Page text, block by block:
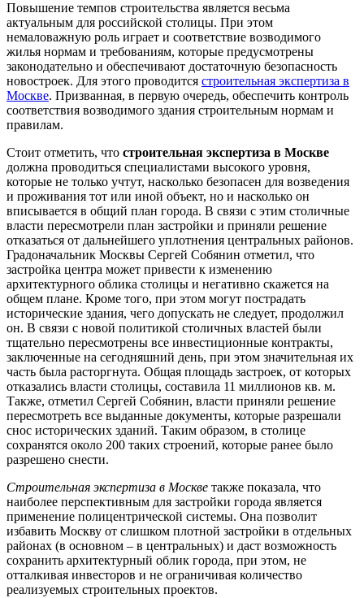
Повышение темпов строительства является весьма
актуальным для российской столицы. При этом
немаловажную роль играет и соответствие возводимого
жилья нормам и требованиям, которые предусмотрены
законодательно и обеспечивают достаточную безопасность
новостроек. Для этого проводится строительная экспертиза в
Москве. Призванная, в первую очередь, обеспечить контроль
соответствия возводимого здания строительным нормам и
правилам.
Стоит отметить, что строительная экспертиза в Москве
должна проводиться специалистами высокого уровня,
которые не только учтут, насколько безопасен для возведения
и проживания тот или иной объект, но и насколько он
вписывается в общий план города. В связи с этим столичные
власти пересмотрели план застройки и приняли решение
отказаться от дальнейшего уплотнения центральных районов.
Градоначальник Москвы Сергей Собянин отметил, что
застройка центра может привести к изменению
архитектурного облика столицы и негативно скажется на
общем плане. Кроме того, при этом могут пострадать
исторические здания, чего допускать не следует, продолжил
он. В связи с новой политикой столичных властей были
тщательно пересмотрены все инвестиционные контракты,
заключенные на сегодняшний день, при этом значительная их
часть была расторгнута. Общая площадь застроек, от которых
отказались власти столицы, составила 11 миллионов кв. м.
Также, отметил Сергей Собянин, власти приняли решение
пересмотреть все выданные документы, которые разрешали
снос исторических зданий. Таким образом, в столице
сохранятся около 200 таких строений, которые ранее было
разрешено снести.
Строительная экспертиза в Москве также показала, что
наиболее перспективным для застройки города является
применение полицентрической системы. Она позволит
избавить Москву от слишком плотной застройки в отдельных
районах (в основном – в центральных) и даст возможность
сохранить архитектурный облик города, при этом, не
отталкивая инвесторов и не ограничивая количество
реализуемых строительных проектов.